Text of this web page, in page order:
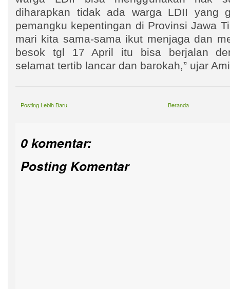
diharapkan tidak ada warga LDII yang
pemangku kepentingan di Provinsi Jawa
mari kita sama-sama ikut menjaga dan
besok tgl 17 April itu bisa berjalan
selamat tertib lancar dan barokah,” ujar
Posting Lebih Baru Beranda
0 komentar:
Posting Komentar